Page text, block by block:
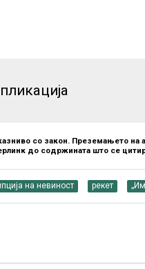
со закон. Преземањето
до содржината што се
на невиност рекет